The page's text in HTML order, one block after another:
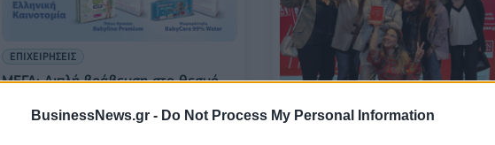
BusinessNews.gr - Do Not Process My Personal Information
ΕΠΙΧΕΙΡΗΣΕΙΣ
ΜΕΓΑ: Διπλή βράβευση στο θεσμό